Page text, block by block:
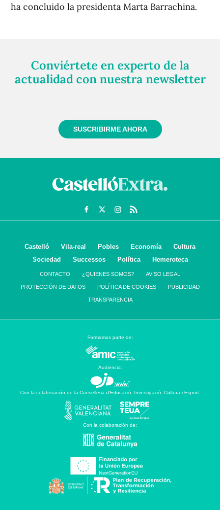
ha concluido la presidenta Marta Barrachina.
Conviértete en experto de la
actualidad con nuestra newsletter
SUSCRIBIRME AHORA
Castelló Vila-real Pobles Economía
Cultura
Sociedad
Successos Política Hemeroteca
CONTACTO ¿QUIENES SOMOS? AVISO LEGAL
PROTECCIÓN DE DATOS POLÍTICA DE COOKIES PUBLICIDAD
TRANSPARENCIA
Formamos parte de:
Audiencia:
Con la colaboración de la Conselleria d’Educació, Investigació, Cultura i Esport:
Con la colaboración de: